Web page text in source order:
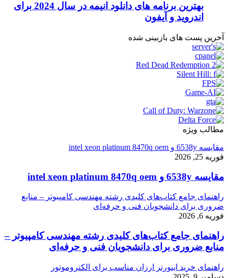
بهترین برنامه های دانلود انیمه در سال 2024 برای
اندروید و آیفون
آخرین پست های بازبینی شده
مطالب ویژه
مقایسه 6538y و intel xeon platinum 8470q oem
فوریه 25, 2026
مقایسه 6538y و intel xeon platinum 8470q oem
راهنمای جامع کتاب‌های کلیدی رشته مهندسی کامپیوتر – منابع
ضروری برای دانشجویان فنی و حرفه‌ای
فوریه 6, 2026
راهنمای جامع کتاب‌های کلیدی رشته مهندسی کامپیوتر –
منابع ضروری برای دانشجویان فنی و حرفه‌ای
راهنمای خرید اینورتر ارزان مناسب برای الکتروموتور